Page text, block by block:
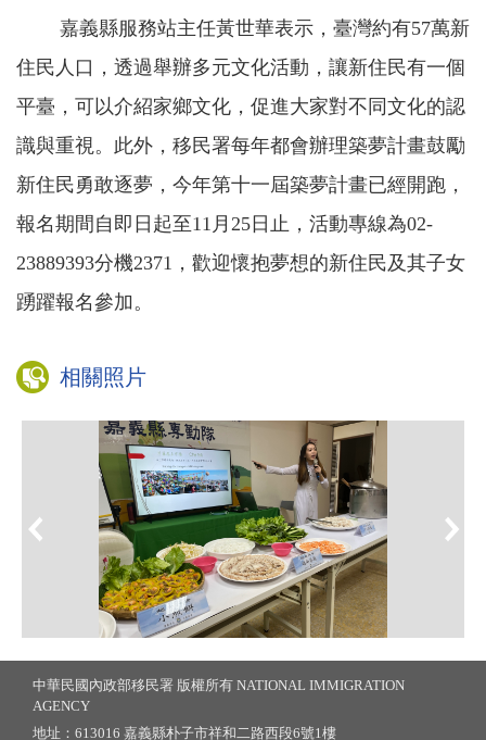
嘉義縣服務站主任黃世華表示，臺灣約有57萬新
住民人口，透過舉辦多元文化活動，讓新住民有一個
平臺，可以介紹家鄉文化，促進大家對不同文化的認
識與重視。此外，移民署每年都會辦理築夢計畫鼓勵
新住民勇敢逐夢，今年第十一屆築夢計畫已經開跑，
報名期間自即日起至11 月 25日止，活動專線為02-
23889393分機2371 ，歡迎懷抱夢想的新住民及其子女
踴躍報名參加。
相關照片
中華民國內政部移民署 版權所有 NATIONAL IMMIGRATION
AGENCY
地址：613016 嘉義縣朴子市祥和二路西段6號1樓